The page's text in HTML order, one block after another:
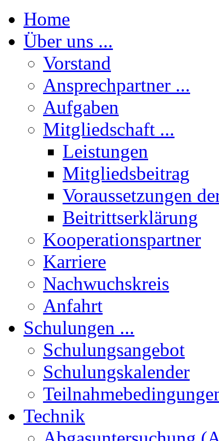
Home
Über uns ...
Vorstand
Ansprechpartner ...
Aufgaben
Mitgliedschaft ...
Leistungen
Mitgliedsbeitrag
Voraussetzungen
Beitrittserklärung
Kooperationspartner
Karriere
Nachwuchskreis
Anfahrt
Schulungen ...
Schulungsangebot
Schulungskalender
Technik